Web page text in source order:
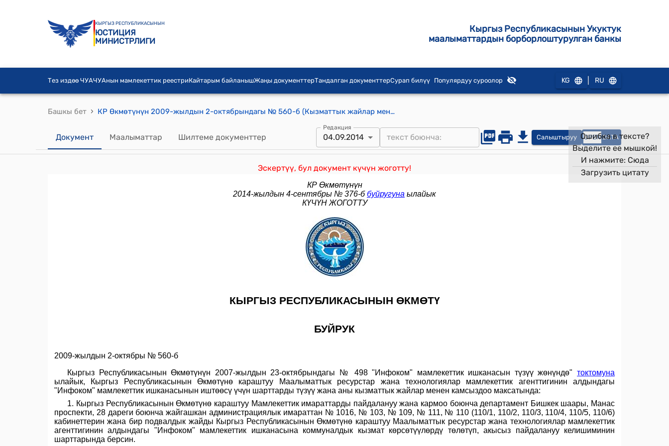
КЫРГЫЗ РЕСПУБЛИКАСЫНЫН
ЮСТИЦИЯ
МИНИСТРЛИГИ
Кыргыз Республикасынын Укуктук
маалыматтардын борборлоштурулган банкы
Тез издөө ЧУАЧУАнын мамлекеттик реестриКайтарым байланышЖаңы документтерТандалган документтерСурап билүү Популярдуу суроолор KG RU
Башкы бет › КР Өкмөтүнүн 2009-жылдын 2-октябрындагы № 560-б (Кызматтык жайлар менен камсыздоо боюнча) буйругу
Документ Маалыматтар Шилтеме документтер
Редакция
04.09.2014 Салыштыруу OPEN DATA
Эскертүү, бул документ күчүн жоготту!
Ошибка в тексте?
Выделите ее мышкой!
И нажмите: Сюда
Загрузить цитату